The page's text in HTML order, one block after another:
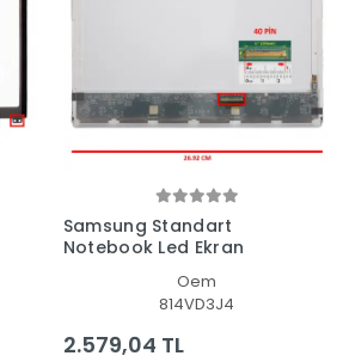
Samsung Standart
Notebook Led Ekran
Oem
814VD3J4
2.579,04 TL